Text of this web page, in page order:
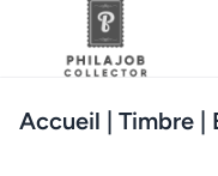
Accueil | Timbre |